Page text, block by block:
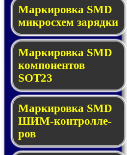
Маркировка SMD
мик­рос­хем за­ряд­ки
Маркировка SMD
ком­по­нен­тов
SOT23
Маркировка SMD
ШИМ-кон­трол­ле­
ров